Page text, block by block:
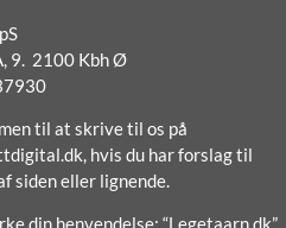
9. 2100 Kbh Ø
til at skrive til os på
hvis du har forslag til
siden eller lignende.